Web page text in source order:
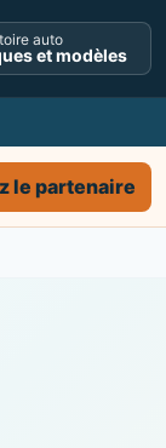
auto
et modèles
le partenaire